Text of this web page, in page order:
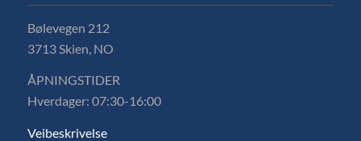
Bølevegen 212
3713 Skien, NO
ÅPNINGSTIDER
Hverdager: 07:30-16:00
Veibeskrivelse